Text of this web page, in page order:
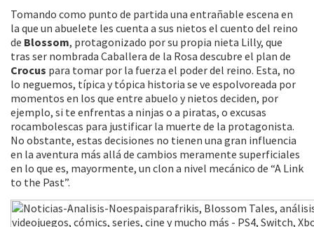
Tomando como punto de partida una entrañable escena en
la que un abuelete les cuenta a sus nietos el cuento del reino
de Blossom, protagonizado por su propia nieta Lilly, que
tras ser nombrada Caballera de la Rosa descubre el plan de
Crocus para tomar por la fuerza el poder del reino. Esta, no
lo neguemos, típica y tópica historia se ve espolvoreada por
momentos en los que entre abuelo y nietos deciden, por
ejemplo, si te enfrentas a ninjas o a piratas, o excusas
rocambolescas para justificar la muerte de la protagonista.
No obstante, estas decisiones no tienen una gran influencia
en la aventura más allá de cambios meramente superficiales
en lo que es, mayormente, un clon a nivel mecánico de “A Link
to the Past”.